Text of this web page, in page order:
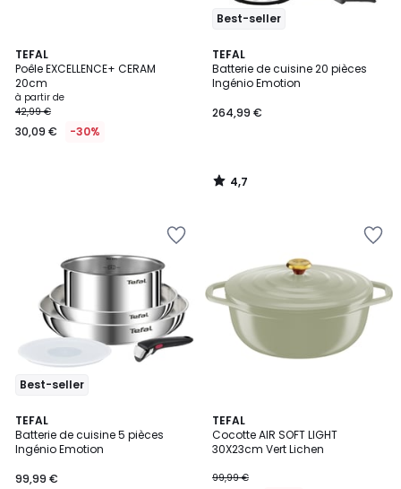
TEFAL
Poêle EXCELLENCE+ CERAM
20cm
à partir de
42,99 €
30,09 € -30%
Best-seller
TEFAL
Batterie de cuisine 20 pièces
Ingénio Emotion
264,99 €
4,7
/ 5
4,7
/
Best-seller
TEFAL
Batterie de cuisine 5 pièces
Ingénio Emotion
99,99 €
1
/
5
TEFAL
Cocotte AIR SOFT LIGHT
30X23cm Vert Lichen
99,99 €